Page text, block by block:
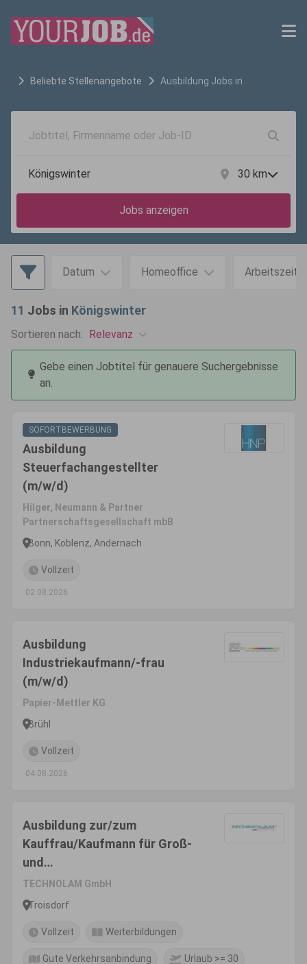
Beliebte Stellenangebote Ausbildung Jobs in
30 km
Jobs anzeigen
Datum Homeoffice Arbeitszeit
11 Jobs in Königswinter
Sortieren nach: Relevanz
Gebe einen Jobtitel für genauere Suchergebnisse
an.
SOFORTBEWERBUNG
Ausbildung
Steuerfachangestellter
(m/w/d)
Hilger, Neumann & Partner
Partnerschaftsgesellschaft mbB
Bonn, Koblenz, Andernach
Vollzeit
02.08.2026
Ausbildung
Industriekaufmann/-frau
(m/w/d)
Papier-Mettler KG
Brühl
Vollzeit
04.08.2026
Ausbildung zur/zum
Kauffrau/Kaufmann für Groß-
und
Außenhandelsmanagement
(m/w/d)
TECHNOLAM GmbH
Troisdorf
Vollzeit Weiterbildungen
Gute Verkehrsanbindung Urlaub >= 30